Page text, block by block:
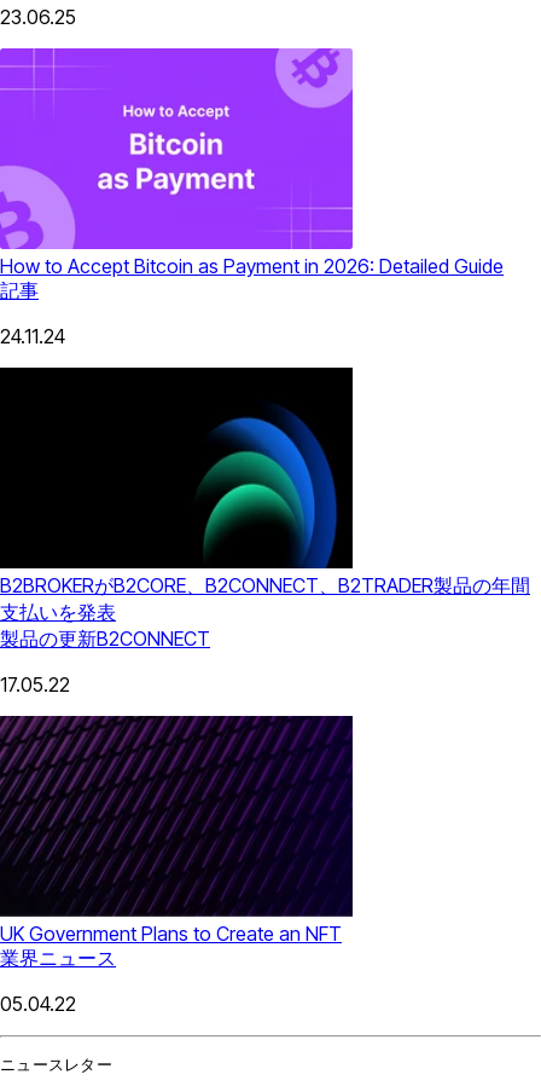
23.06.25
How to Accept Bitcoin as Payment in 2026: Detailed Guide
記事
24.11.24
B2BROKERがB2CORE、B2CONNECT、B2TRADER製品の年間
支払いを発表
製品の更新B2CONNECT
17.05.22
UK Government Plans to Create an NFT
業界ニュース
05.04.22
ニュースレター